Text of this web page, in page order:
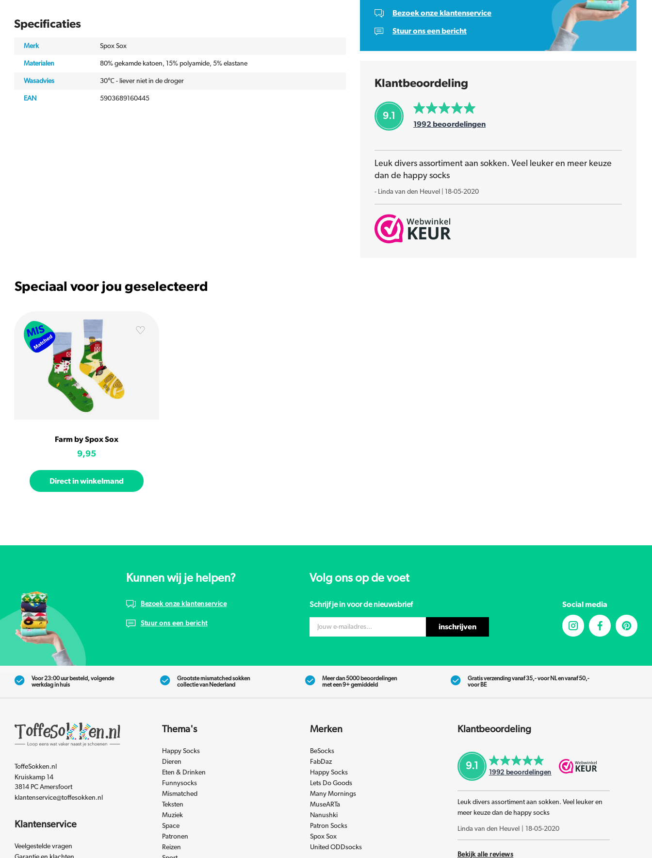
Specificaties
Merk Spox Sox
Materialen 80% gekamde katoen, 15% polyamide, 5% elastane
Wasadvies 30℃ - liever niet in de droger
EAN 5903689160445
Bezoek onze klantenservice
Stuur ons een bericht
Klantbeoordeling
9.1
1992 beoordelingen
Leuk divers assortiment aan sokken. Veel leuker en meer keuze
dan de happy socks
- Linda van den Heuvel 18-05-2020
Speciaal voor jou geselecteerd
Farm by Spox Sox
9,95
Direct in winkelmand
Kunnen wij je helpen?
Bezoek onze klantenservice
Stuur ons een bericht
Volg ons op de voet
Schrijf je in voor de nieuwsbrief
inschrijven
Social media
Voor 23:00 uur besteld, volgende
werkdag in huis
Grootste mismatched sokken
collectie van Nederland
Meer dan 5000 beoordelingen
met een 9+ gemiddeld
Gratis verzending vanaf 35,- voor NL en vanaf 50,-
voor BE
ToffeSokken.nl
Kruiskamp 14
3814 PC Amersfoort
klantenservice@toffesokken.nl
Klantenservice
Veelgestelde vragen
Thema's
Happy Socks
Dieren
Eten & Drinken
Funnysocks
Mismatched
Teksten
Muziek
Space
Patronen
Reizen
Merken
BeSocks
FabDaz
Happy Socks
Lets Do Goods
Many Mornings
MuseARTa
Nanushki
Patron Socks
Spox Sox
United ODDsocks
Klantbeoordeling
9.1
1992beoordelingen
Leuk divers assortiment aan sokken. Veel leuker en
meer keuze dan de happy socks
Linda van den Heuvel 18-05-2020
Bekijk alle reviews